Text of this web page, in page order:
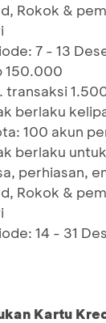
Rokok &
7 - 13
150.000
transaksi
berlaku
100 akun
berlaku
perhiasan,
Rokok &
14 - 31
Kartu